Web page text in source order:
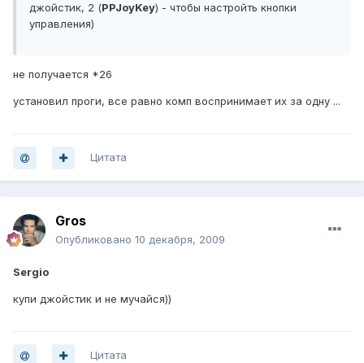
джойстик, 2 (PPJoyKey) - чтобы настройть кнопки
управления)
не получается *26
установил проги, все равно комп воспринимает их за одну ...
Цитата
Gros
Опубликовано 10 декабря, 2009
Sergio
купи джойстик и не мучайся))
Цитата